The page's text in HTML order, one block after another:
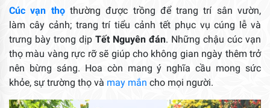
Cúc vạn thọ thường được trồng để trang trí sân vườn,
làm cây cảnh; trang trí tiểu cảnh tết phục vụ cúng lễ và
trưng bày trong dịp Tết Nguyên đán. Những chậu cúc vạn
thọ màu vàng rực rỡ sẽ giúp cho không gian ngày thêm trở
nên bừng sáng. Hoa còn mang ý nghĩa cầu mong sức
khỏe, sự trường thọ và may mắn cho mọi người.